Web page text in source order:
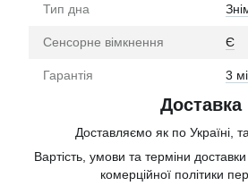
Тип дна
Сенсорне вімкнення Є
Гарантія 3
Доставка
Доставляємо як по Україні,
Вартість, умови та терміни
комерційної політики